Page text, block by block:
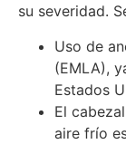
su severidad.
Uso de
(EMLA),
Estados
El
aire frío